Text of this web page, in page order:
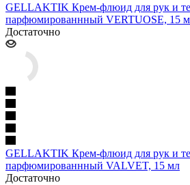
GELLAKTIK Крем-флюид для рук и
парфюмированнный VERTUOSE, 15
Достаточно
GELLAKTIK Крем-флюид для рук и
парфюмированнный VALVET, 15 мл
Достаточно